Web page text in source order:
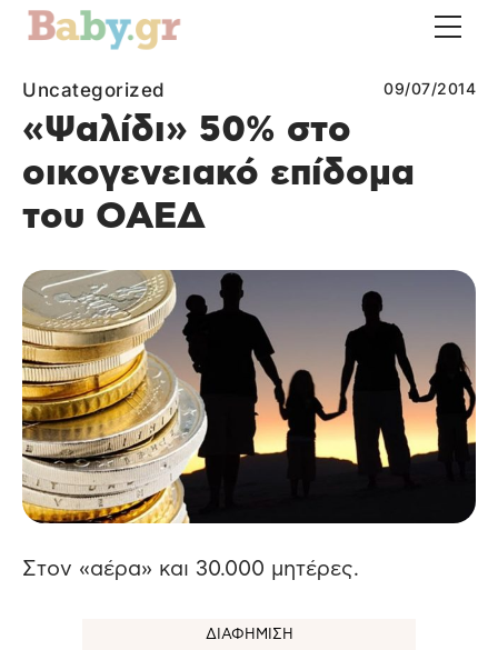
Uncategorized 09/07/2014
«Ψαλίδι» 50% στο
οικογενειακό επίδομα
του ΟΑΕΔ
Στον «αέρα» και 30.000 μητέρες.